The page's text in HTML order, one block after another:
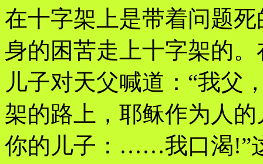
在十字架上是带着问题
身的困苦走上十字架的
儿子对天父喊道：“我父
架的路上，耶稣作为人
你的儿子：……我口渴!”